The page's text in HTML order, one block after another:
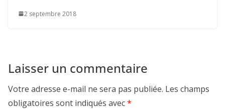
2 septembre 2018
Laisser un commentaire
Votre adresse e-mail ne sera pas publiée. Les champs
obligatoires sont indiqués avec*